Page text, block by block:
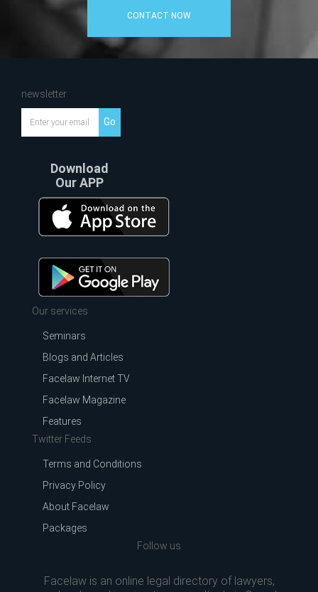
CONTACT NOW
newsletter
Go
Download
Our APP
Our services
Seminars
Blogs and Articles
Facelaw Internet TV
Facelaw Magazine
Features
Twitter Feeds
Terms and Conditions
Privacy Policy
About Facelaw
Packages
Follow us
Facelaw is an online legal directory of lawyers,